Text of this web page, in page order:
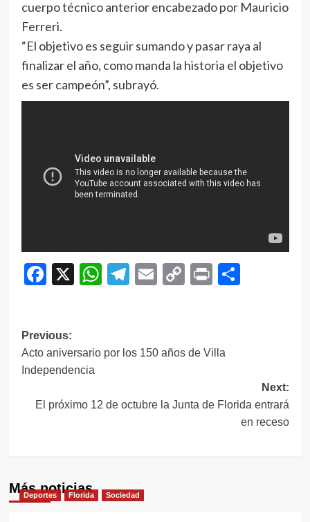
cuerpo técnico anterior encabezado por Mauricio
Ferreri.
“El objetivo es seguir sumando y pasar raya al
finalizar el año, como manda la historia el objetivo
es ser campeón”, subrayó.
Facebook
X WhatsApp
Telegram
EmailCopy
Print
Navegación
de
entradas
Previous:
Acto aniversario por los 150 años de Villa
Independencia
Next:
El próximo 12 de octubre la Junta de Florida entrará
en receso
Más noticias
Deportes Florida Sociedad